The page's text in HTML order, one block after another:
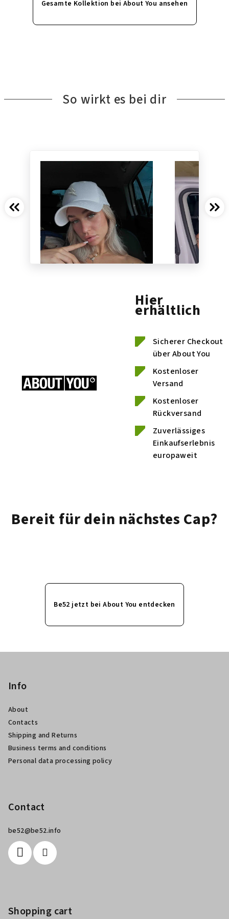
Gesamte Kollektion bei About You ansehen
So wirkt es bei dir
Hier
erhältlich
Sicherer Checkout
über About You
Kostenloser
Versand
Kostenloser
Rückversand
Zuverlässiges
Einkaufserlebnis
europaweit
Bereit für dein nächstes Cap?
Be52 jetzt bei About You entdecken
Info
About
Contacts
Shipping and Returns
Business terms and conditions
Personal data processing policy
Contact
be52@be52.info
Shopping cart